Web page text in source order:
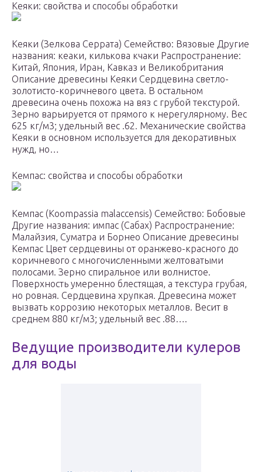
Кеяки: свойства и способы обработки
Кеяки (Зелкова Серрата) Семейство: Вязовые Другие
названия: кеаки, килькова кчаки Распространение:
Китай, Япония, Иран, Кавказ и Великобритания
Описание древесины Кеяки Сердцевина светло-
золотисто-коричневого цвета. В остальном
древесина очень похожа на вяз с грубой текстурой.
Зерно варьируется от прямого к нерегулярному. Вес
625 кг/м3; удельный вес .62. Механические свойства
Кеяки в основном используется для декоративных
нужд, но…
Kемпас: свойства и способы обработки
Кемпас (Koompassia malaccensis) Семейство: Бобовые
Другие названия: импас (Сабах) Распространение:
Малайзия, Суматра и Борнео Описание древесины
Kемпас Цвет сердцевины от оранжево-красного до
коричневого с многочисленными желтоватыми
полосами. Зерно спиральное или волнистое.
Поверхность умеренно блестящая, а текстура грубая,
но ровная. Сердцевина хрупкая. Древесина может
вызвать коррозию некоторых металлов. Весит в
среднем 880 кг/м3; удельный вес .88….
Ведущие производители кулеров
для воды